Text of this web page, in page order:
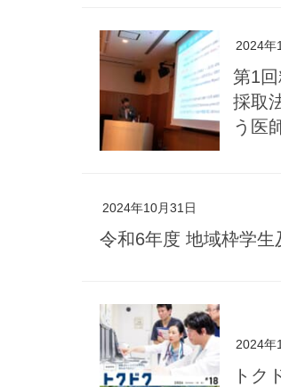
2024年
第1
採取
う医
2024年10月31日
令和6年度 地域枠学生
2024年
トク